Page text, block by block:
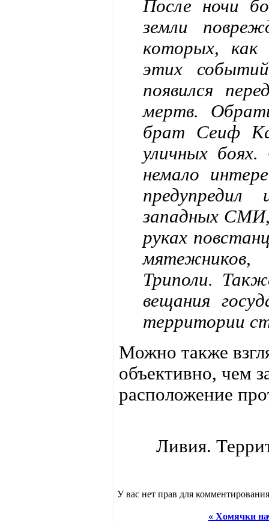
После ночи
земли
которых, как
этих
появился
мертв.
брат Сеиф
уличных
немало
западных
руках
мятежников,
Триполи.
вещания
территории
Можно также
объективно, чем
расположение
Ливия.
У вас нет прав для
« Хомячки